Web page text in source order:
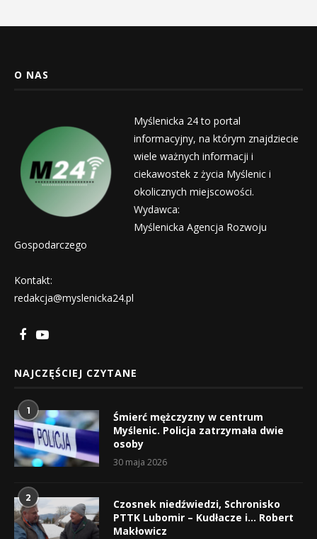
O NAS
Myślenicka 24 to portal
informacyjny, na którym znajdziecie
wiele ważnych informacji i
ciekawostek z życia Myślenic i
okolicznych miejscowości.
Wydawca:
Myślenicka Agencja Rozwoju
Gospodarczego
Kontakt:
redakcja@myslenicka24.pl
NAJCZĘŚCIEJ CZYTANE
1
Śmierć mężczyzny w centrum
Myślenic. Policja zatrzymała dwie
osoby
30 maja 2026
2
Czosnek niedźwiedzi, Schronisko
PTTK Lubomir – Kudłacze i… Robert
Makłowicz